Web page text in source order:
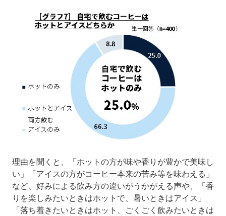
理由を聞くと、「ホットの方が味や香りが豊かで美味し
い」「アイスの方がコーヒー本来の苦み等を味わえる」
など、好みによる飲み方の違いがうかがえる声や、「香
りを楽しみたいときはホットで、暑いときはアイス」
「落ち着きたいときはホット、ごくごく飲みたいときは